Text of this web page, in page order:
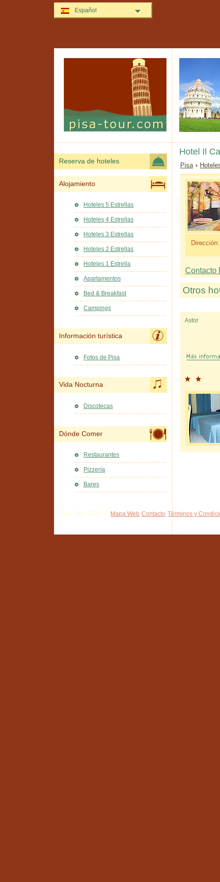
Hotel Il
Pisa ›
Dirección:
Contacto
Otros
Astor
Reserva de hoteles
Alojamiento
Hoteles 5 Estrellas
Hoteles 4 Estrellas
Hoteles 3 Estrellas
Hoteles 2 Estrellas
Hoteles 1 Estrella
Apartamentos
Bed & Breakfast
Campings
Información turística
Fotos de Pisa
Vida Nocturna
Discotecas
Dónde Comer
Restaurantes
Pizzería
Bares
Pisa Tour 2026 © Mapa Web Contacto Términos y
Español